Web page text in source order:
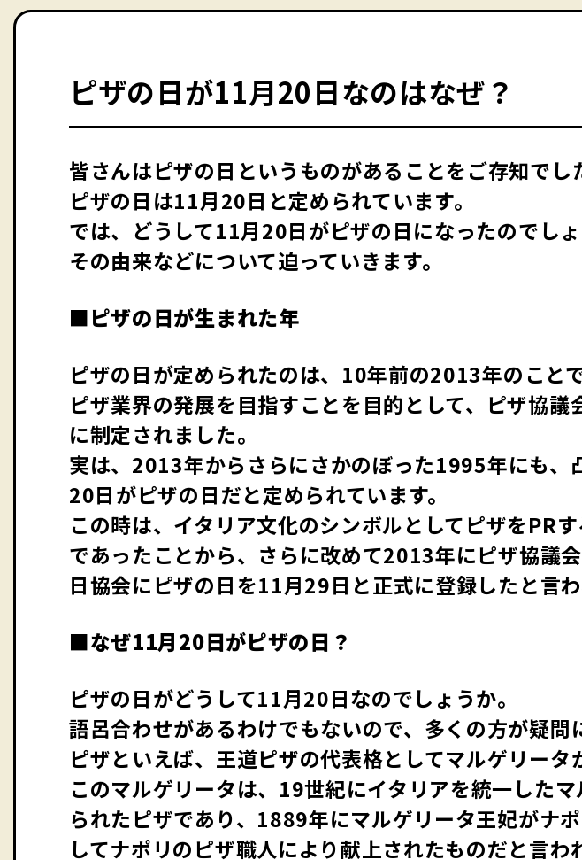
ピザの日が11月20日なのはなぜ？
皆さんはピザの日というものがあることをご存知でし
ピザの日は11月20日と定められています。
では、どうして11月20日がピザの日になったのでしょ
その由来などについて迫っていきます。
■ピザの日が生まれた年
ピザの日が定められたのは、10年前の2013年のことで
ピザ業界の発展を目指すことを目的として、ピザ協
に制定されました。
実は、2013年からさらにさかのぼった1995年にも、
20日がピザの日だと定められています。
この時は、イタリア文化のシンボルとしてピザをPR
であったことから、さらに改めて2013年にピザ協議
日協会にピザの日を11月29日と正式に登録したと言わ
■なぜ11月20日がピザの日？
ピザの日がどうして11月20日なのでしょうか。
語呂合わせがあるわけでもないので、多くの方が疑問
ピザといえば、王道ピザの代表格としてマルゲリータ
このマルゲリータは、19世紀にイタリアを統一した
られたピザであり、1889年にマルゲリータ王妃がナ
してナポリのピザ職人により献上されたものだと言わ